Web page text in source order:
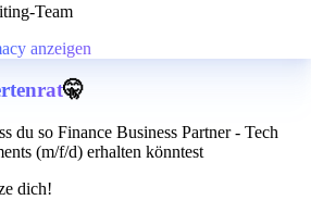
Team
anzeigen
🤫
du so Finance Business Partner - Tech
(m/f/d) erhalten könntest
dich!